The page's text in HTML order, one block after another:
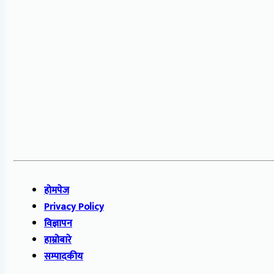
होमपेज
Privacy Policy
विज्ञापन
हाम्रोबारे
सम्पादकीय